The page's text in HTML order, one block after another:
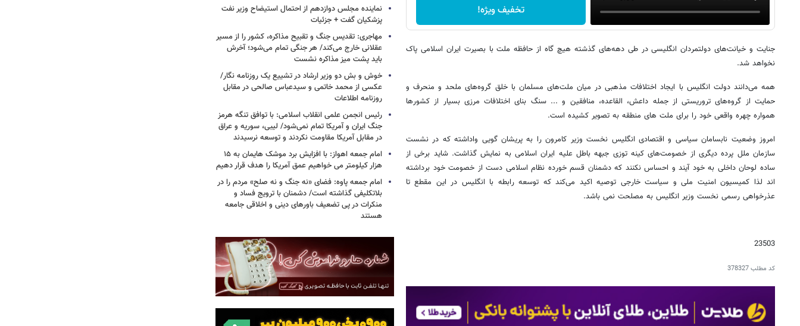
تخفیف ویژه!
جنایت و خیانت‌های دولتمردان انگلیسی در طی دهه‌های گذشته هیچ گاه از حافظه ملت با بصیرت ایران اسلامی پاک
نخواهد شد.
همه می‌دانند دولت انگلیس با ایجاد اختلافات مذهبی در میان ملت‌های مسلمان با خلق گروه‌های ملحد و منحرف و
حمایت از گروه‌های تروریستی از جمله داعش، القاعده، منافقین و ... سنگ بنای اختلافات مرزی بسیار از کشورها
همواره چهره واقعی خود را برای ملت های منطقه به تصویر کشیده است.
امروز وضعیت نابسامان سیاسی و اقتصادی انگلیس نخست وزیر کامرون را به پریشان گویی واداشته که در نشست
سازمان ملل پرده دیگری از خصومت‌های کینه توزی جبهه باطل علیه ایران اسلامی به نمایش گذاشت. شاید برخی از
ساده لوحان داخلی به خود آیند و احساس نکنند که دشمنان قسم خورده نظام اسلامی دست از خصومت خود برداشته
اند لذا کمیسیون امنیت ملی و سیاست خارجی توصیه اکید می‌کند که توسعه رابطه با انگلیس در این مقطع تا
عذرخواهی رسمی نخست وزیر انگلیس به مصلحت نمی باشد.
23503
کد مطلب378327
نماینده مجلس دوازدهم از احتمال استیضاح وزیر نفت
پزشکیان گفت + جزئیات
مهاجری: تقدیس جنگ و تقبیح مذاکره، کشور را از مسیر
عقلانی خارج می‌کند/ هر جنگی تمام می‌شود؛ آخرش
باید پشت میز مذاکره نشست
خوش و بش دو وزیر ارشاد در تشییع یک روزنامه نگار/
عکسی از محمد خاتمی و سیدعباس صالحی در مقابل
روزنامه اطلاعات
رئیس انجمن علمی انقلاب اسلامی: با توافق تنگه هرمز
جنگ ایران و آمریکا تمام نمی‌شود/ لیبی، سوریه و عراق
در مقابل آمریکا مقاومت نکردند و توسعه نرسیدند
امام‌ جمعه اهواز: با افزایش برد موشک هایمان به ۱۵
هزار کیلومتر می خواهیم عمق آمریکا را هدف قرار دهیم
امام جمعه پاوه: فضای «نه جنگ و نه صلح» مردم را در
بلاتکلیفی گذاشته است/ دشمنان با ترویج فساد و
منکرات در پی تضعیف باورهای دینی و اخلاقی جامعه
هستند